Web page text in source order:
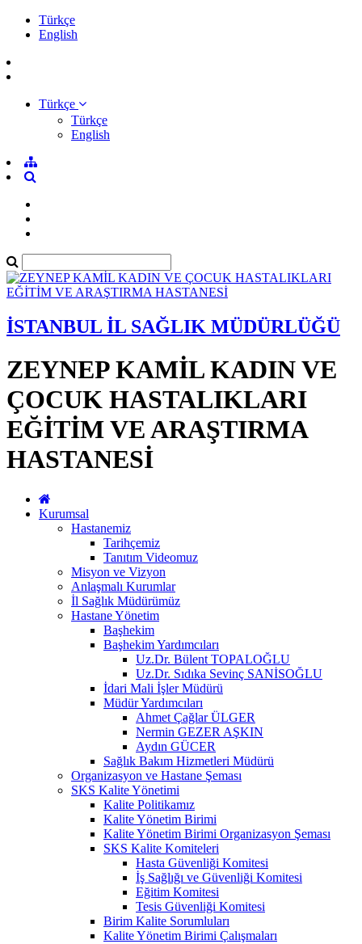
Türkçe
English
Türkçe
Türkçe
English
İSTANBUL İL SAĞLIK MÜDÜRLÜĞÜ
ZEYNEP KAMİL KADIN VE
ÇOCUK HASTALIKLARI
EĞİTİM VE ARAŞTIRMA
HASTANESİ
Kurumsal
Hastanemiz
Tarihçemiz
Tanıtım Videomuz
Misyon ve Vizyon
Anlaşmalı Kurumlar
İl Sağlık Müdürümüz
Hastane Yönetim
Başhekim
Başhekim Yardımcıları
Uz.Dr. Bülent TOPALOĞLU
Uz.Dr. Sıdıka Sevinç SANİSOĞLU
İdari Mali İşler Müdürü
Müdür Yardımcıları
Ahmet Çağlar ÜLGER
Nermin GEZER AŞKIN
Aydın GÜCER
Sağlık Bakım Hizmetleri Müdürü
Organizasyon ve Hastane Şeması
SKS Kalite Yönetimi
Kalite Politikamız
Kalite Yönetim Birimi
Kalite Yönetim Birimi Organizasyon Şeması
SKS Kalite Komiteleri
Hasta Güvenliği Komitesi
İş Sağlığı ve Güvenliği Komitesi
Eğitim Komitesi
Tesis Güvenliği Komitesi
Birim Kalite Sorumluları
Kalite Yönetim Birimi Çalışmaları